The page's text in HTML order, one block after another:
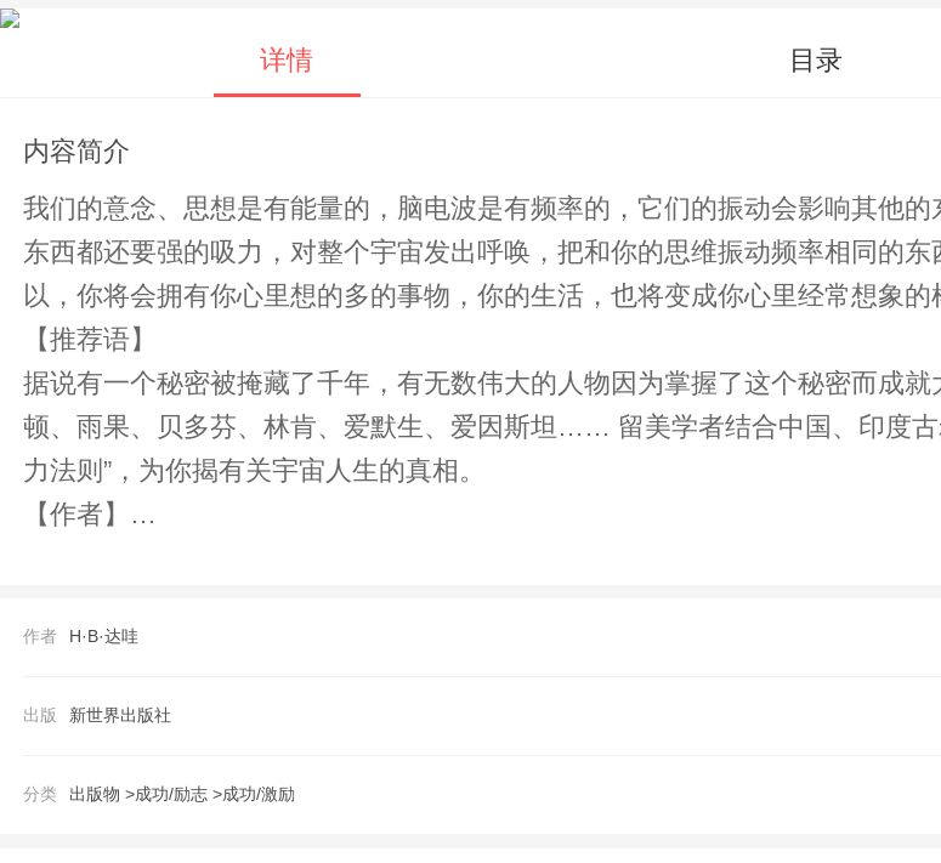
详情 目录
内容简介
我们的意念、思想是有能量的，脑电波是有频率的，它们的振动会影响其他
东西都还要强的吸力，对整个宇宙发出呼唤，把和你的思维振动频率相同的
以，你将会拥有你心里想的多的事物，你的生活，也将变成你心里经常想象的
【推荐语】
据说有一个秘密被掩藏了千年，有无数伟大的人物因为掌握了这个秘密而成
顿、雨果、贝多芬、林肯、爱默生、爱因斯坦…… 留美学者结合中国、印度古老智慧，探寻风靡西方世界，比《秘密》更秘密的“吸引
力法则”，为你揭有关宇宙人生的真相。
【作者】
H·B·达哇(原名暴淮)，中英文双语作家、超自然学家、通灵大师，留学于加
Out》给予了特别报
作者 H·B·达哇
出版 新世界出版社
分类 出版物 >成功/励志 >成功/激励